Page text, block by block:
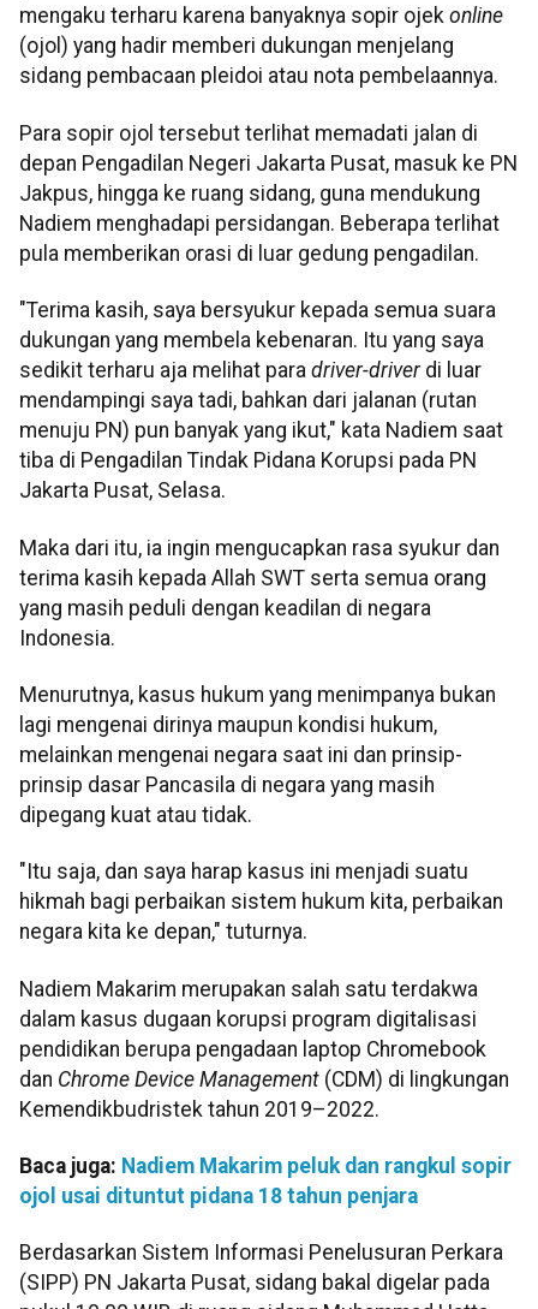
mengaku terharu karena banyaknya sopir ojek online
(ojol) yang hadir memberi dukungan menjelang
sidang pembacaan pleidoi atau nota pembelaannya.
Para sopir ojol tersebut terlihat memadati jalan di
depan Pengadilan Negeri Jakarta Pusat, masuk ke PN
Jakpus, hingga ke ruang sidang, guna mendukung
Nadiem menghadapi persidangan. Beberapa terlihat
pula memberikan orasi di luar gedung pengadilan.
"Terima kasih, saya bersyukur kepada semua suara
dukungan yang membela kebenaran. Itu yang saya
sedikit terharu aja melihat para driver-driverdi luar
mendampingi saya tadi, bahkan dari jalanan (rutan
menuju PN) pun banyak yang ikut," kata Nadiem saat
tiba di Pengadilan Tindak Pidana Korupsi pada PN
Jakarta Pusat, Selasa.
Maka dari itu, ia ingin mengucapkan rasa syukur dan
terima kasih kepada Allah SWT serta semua orang
yang masih peduli dengan keadilan di negara
Indonesia.
Menurutnya, kasus hukum yang menimpanya bukan
lagi mengenai dirinya maupun kondisi hukum,
melainkan mengenai negara saat ini dan prinsip-
prinsip dasar Pancasila di negara yang masih
dipegang kuat atau tidak.
"Itu saja, dan saya harap kasus ini menjadi suatu
hikmah bagi perbaikan sistem hukum kita, perbaikan
negara kita ke depan," tuturnya.
Nadiem Makarim merupakan salah satu terdakwa
dalam kasus dugaan korupsi program digitalisasi
pendidikan berupa pengadaan laptop Chromebook
dan Chrome Device Management (CDM) di lingkungan
Kemendikbudristek tahun 2019–2022.
Baca juga: Nadiem Makarim peluk dan rangkul sopir
ojol usai dituntut pidana 18 tahun penjara
Berdasarkan Sistem Informasi Penelusuran Perkara
(SIPP) PN Jakarta Pusat, sidang bakal digelar pada